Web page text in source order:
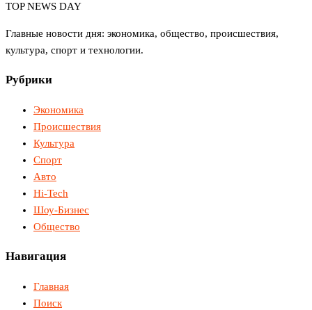
TOP NEWS DAY
Главные новости дня: экономика, общество, происшествия,
культура, спорт и технологии.
Рубрики
Экономика
Происшествия
Культура
Спорт
Авто
Hi-Tech
Шоу-Бизнес
Общество
Навигация
Главная
Поиск